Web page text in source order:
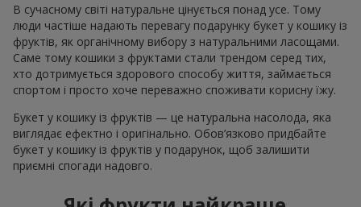
В сучасному світі натуральне цінується понад усе. Тому
люди частіше надають перевагу подарунку букет у кошику із
фруктів, як органічному вибору з натуральними ласощами.
Саме тому кошики з фруктами стали трендом серед тих,
хто дотримується здорового способу життя, займається
спортом і просто хоче переважно споживати корисну їжу.
Букет у кошику із фруктів — це натуральна насолода, яка
виглядає ефектно і оригінально. Обов’язково придбайте
букет у кошику із фруктів у подарунок, щоб залишити
приємні спогади надовго.